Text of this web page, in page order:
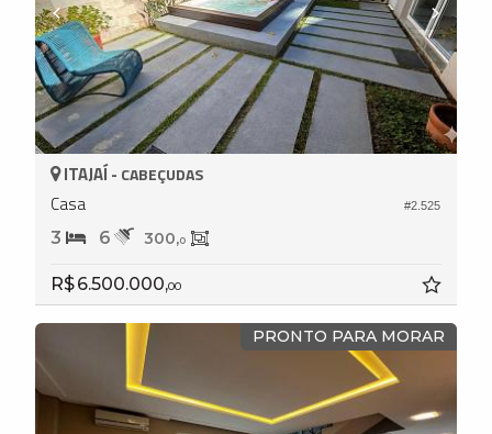
#2.525
ITAJAÍ - CABEÇUDAS
Casa
3 6 300,0
R$ 6.500.000,00
PRONTO PARA MORAR